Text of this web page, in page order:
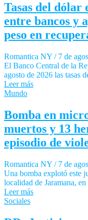
Tasas del dólar
entre bancos y
peso en
Romantica NY / 7 de
El Banco Central de la
agosto de 2026 las tasas
Leer más
Mundo
Bomba en
muertos y 13
episodio de
Romantica NY / 7 de
Una bomba explotó este
localidad de Jaramana,
Leer más
Sociales